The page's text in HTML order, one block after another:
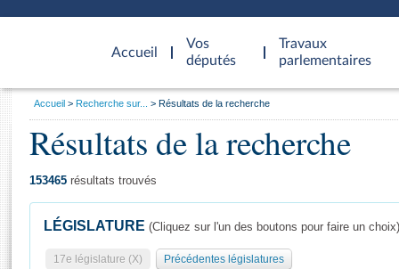
Accueil
d'accueil
Vos
députés
Travaux
parlementaires
Général
Vous
Accueil Recherche sur... Résultats de la recherche
Résultats de la recherche
153465 résultats trouvés
LÉGISLATURE (Cliquez sur l'un des boutons pour faire un choix)
17e législature (X) Précédentes législatures